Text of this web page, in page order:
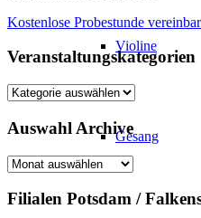
Violine
Gesang
Kostenlose Probestunde
Veranstaltungskategorien
Veranstaltungskategorien
Auswahl Archive
Auswahl
Filialen Potsdam /